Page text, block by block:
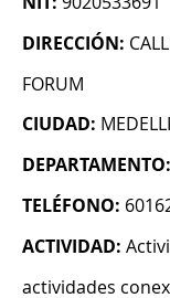
DIRECCIÓN:
FORUM
CIUDAD:
DEPARTAMENTO:
TELÉFONO:
ACTIVIDAD:
actividades